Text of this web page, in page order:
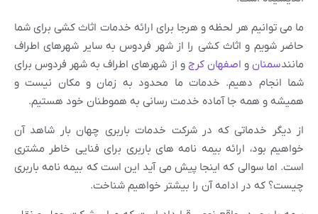
ما می توانیم هر لحظه و هرجا برای ارائه خدمات اثاث کشی برای شما
حاضر شویم و اثاث کشی را از شهر فردوس به سایر شهرهای اطراف
مانندسمنانو اصفهانکرجو از شهرهای اطراف به شهر فردوس برای
شما انجام دهیم. خدمات ما محدود به زمان و مکان نیست و
همیشه و همه جا آماده خدمت رسانی به هموطنان خود هستیم.
از دیگر خدماتی که در شرکت خدمات باربری چهان بار شاهد آن
خواهیم بود، ارائه بیمه نامه های باربری برای فنایی خاطر مشتری
است. اما سوالی که اینجا پیش می آید این است که بیمه نامه باربری
چیست؟ که در ادامه آن را بیشتر خواهیم شناخت.